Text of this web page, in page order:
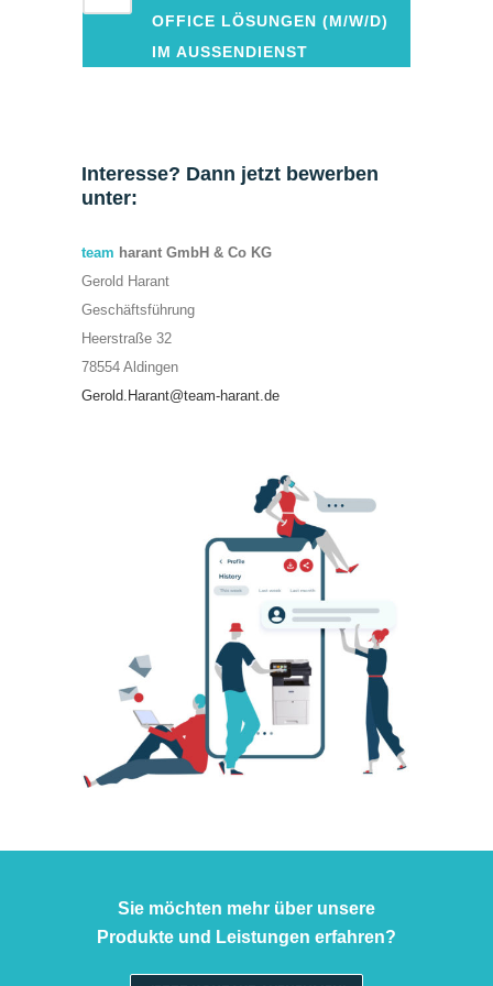
OFFICE LÖSUNGEN (M/W/D)
IM AUSSENDIENST
Interesse? Dann jetzt bewerben
unter:
team harant GmbH & Co KG
Gerold Harant
Geschäftsführung
Heerstraße 32
78554 Aldingen
Gerold.Harant@team-harant.de
Sie möchten mehr über unsere
Produkte und Leistungen erfahren?